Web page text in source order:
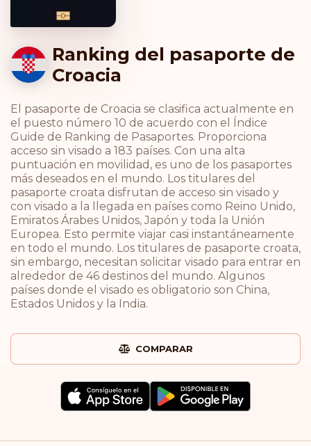
Ranking del pasaporte de
Croacia
El pasaporte de Croacia se clasifica actualmente en
el puesto número 10 de acuerdo con el Índice
Guide de Ranking de Pasaportes. Proporciona
acceso sin visado a 183 países. Con una alta
puntuación en movilidad, es uno de los pasaportes
más deseados en el mundo. Los titulares del
pasaporte croata disfrutan de acceso sin visado y
con visado a la llegada en países como Reino Unido,
Emiratos Árabes Unidos, Japón y toda la Unión
Europea. Esto permite viajar casi instantáneamente
en todo el mundo. Los titulares de pasaporte croata,
sin embargo, necesitan solicitar visado para entrar en
alrededor de 46 destinos del mundo. Algunos
países donde el visado es obligatorio son China,
Estados Unidos y la India.
COMPARAR